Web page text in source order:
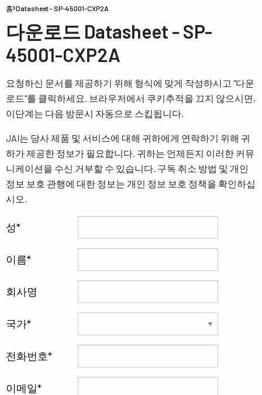
홈 Datasheet - SP-45001-CXP2A
다운로드 Datasheet - SP-
45001-CXP2A
요청하신 문서를 제공하기 위해 형식에 맞게 작성하시고 "다운
로드"를 클릭하세요. 브라우저에서 쿠키추적을 끄지 않으시면,
이단계는 다음 방문시 자동으로 스킵됩니다.
JAI는 당사 제품 및 서비스에 대해 귀하에게 연락하기 위해 귀
하가 제공한 정보가 필요합니다. 귀하는 언제든지 이러한 커뮤
니케이션을 수신 거부할 수 있습니다. 구독 취소 방법 및 개인
정보 보호 관행에 대한 정보는 개인 정보 보호 정책을 확인하십
시오.
성
이름
회사명
국가
전화번호
이메일